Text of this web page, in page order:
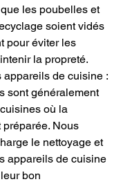
les poubelles et
soient vidés
pour éviter les
la propreté.
appareils de cuisine :
sont généralement
où la
préparée. Nous
le nettoyage et
appareils de cuisine
bon